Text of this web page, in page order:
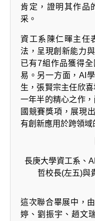
肯定，證明其作品
采。
資工系陳仁暉主任
法，呈現創新能力
已有7組作品獲得
易。另一方面，AI
生，張賢宗主任欣
一年半的精心之作
國競賽獎項，展現
有創新應用於跨領域
長庚大學資工系、
哲校長(左五)與
這次聯合畢展中，
婷、劉振宇、趙文